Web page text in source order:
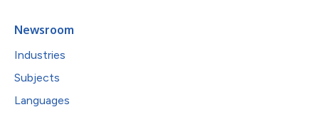
Newsroom
Industries
Subjects
Languages